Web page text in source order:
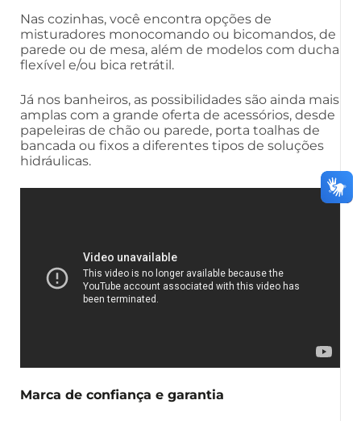
Nas cozinhas, você encontra opções de
misturadores monocomando ou bicomandos, de
parede ou de mesa, além de modelos com ducha
flexível e/ou bica retrátil.
Já nos banheiros, as possibilidades são ainda mais
amplas com a grande oferta de acessórios, desde
papeleiras de chão ou parede, porta toalhas de
bancada ou fixos a diferentes tipos de soluções
hidráulicas.
Marca de confiança e garantia